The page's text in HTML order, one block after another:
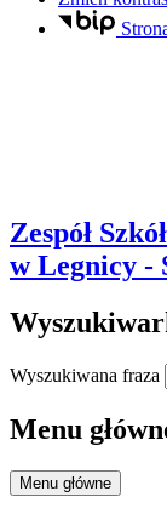
Zespół
w Legnicy -
Wyszukiwana fraza
Menu
Menu główne